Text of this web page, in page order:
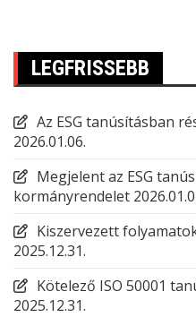
LEGFRISSEBB
Az ESG tanúsításban
2026.01.06.
Megjelent az ESG
kormányrendelet
Kiszervezett
2025.12.31.
Kötelező ISO 50001
2025.12.31.